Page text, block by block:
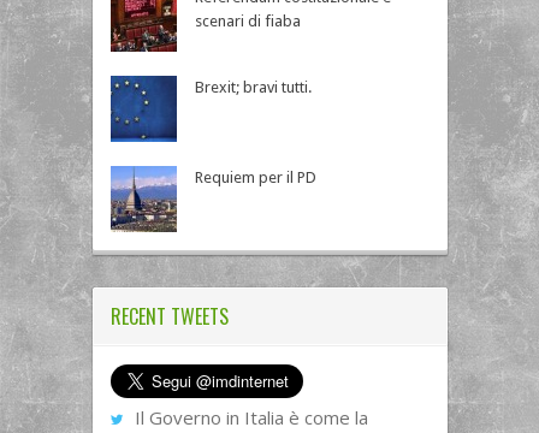
scenari di fiaba
Brexit; bravi tutti.
Requiem per il PD
RECENT TWEETS
Il Governo in Italia è come la